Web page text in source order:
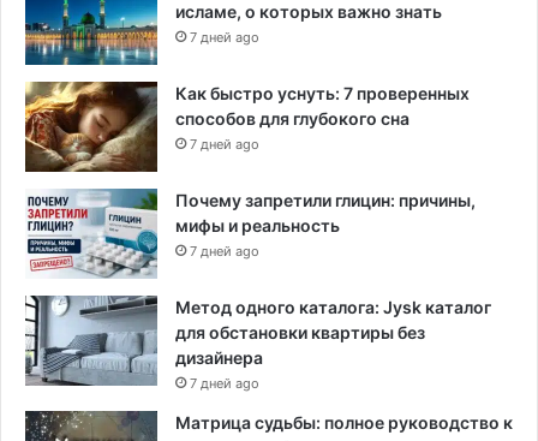
и
м
в
ы
к
ы
а
н
и
я
и
исламе, о которых важно знать
7 дней ago
Как быстро уснуть: 7 проверенных
способов для глубокого сна
7 дней ago
Почему запретили глицин: причины,
мифы и реальность
7 дней ago
Метод одного каталога: Jysk каталог
для обстановки квартиры без
дизайнера
7 дней ago
Матрица судьбы: полное руководство к